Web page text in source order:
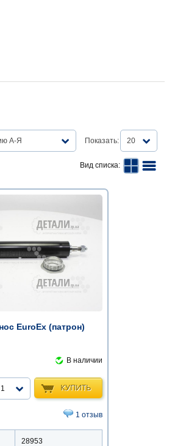
А-Я Показать: 20
Вид списка:
EuroEx (патрон)
В наличии
КУПИТЬ
1
1 отзыв
28953